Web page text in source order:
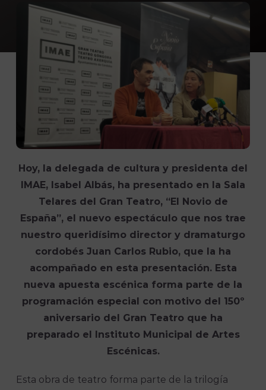
Hoy, la delegada de cultura y presidenta del
IMAE, Isabel Albás, ha presentado en la Sala
Telares del Gran Teatro, “El Novio de
España”, el nuevo espectáculo que nos trae
nuestro queridísimo director y dramaturgo
cordobés Juan Carlos Rubio, que la ha
acompañado en esta presentación. Esta
nueva apuesta escénica forma parte de la
programación especial con motivo del 150º
aniversario del Gran Teatro que ha
preparado el Instituto Municipal de Artes
Escénicas.
Esta obra de teatro forma parte de la trilogía